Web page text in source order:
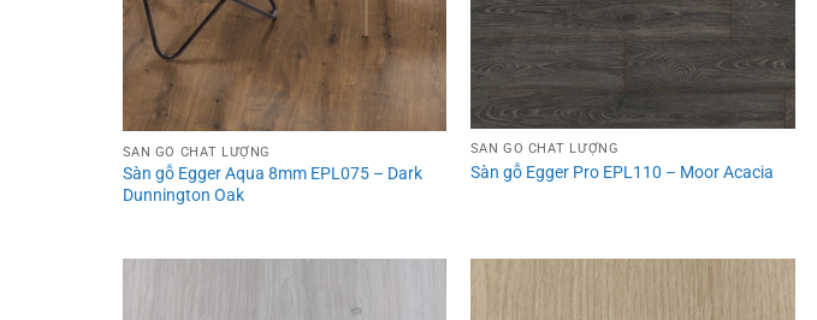
SÀN GỖ CHẤT LƯỢNG
Sàn gỗ Egger Aqua 8mm EPL075 – Dark
Dunnington Oak
SÀN GỖ CHẤT LƯỢNG
Sàn gỗ Egger Pro EPL110 – Moor Acacia